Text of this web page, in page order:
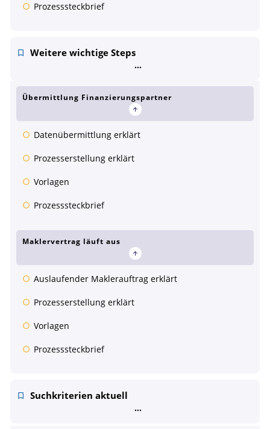
Prozesssteckbrief
Weitere wichtige Steps
Übermittlung Finanzierungspartner
Datenübermittlung erklärt
Prozesserstellung erklärt
Vorlagen
Prozesssteckbrief
Maklervertrag läuft aus
Auslaufender Maklerauftrag erklärt
Prozesserstellung erklärt
Vorlagen
Prozesssteckbrief
Suchkriterien aktuell